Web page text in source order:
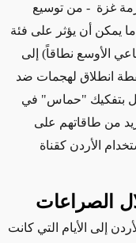
غزة - من توسيع
يمكن أن يؤثر على فئة
الأوسع نطاقاً) إلى
انطلاق لهجمات ضد
بتفكيك "حماس" في
من طاقاتهم على
الأردن كقناة
الصراعات
إلى الأيام التي كانت